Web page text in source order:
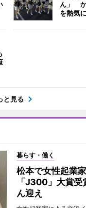
ん」 か
を熱気
と見る
暮らす・働く
松本で女性起業
「J300」大賞受
ん迎え